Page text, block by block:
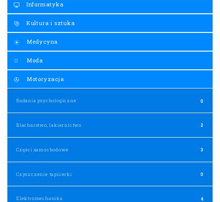
Informatyka
Kultura i sztuka
Medycyna
Moda
Motoryzacja
Badania psychologiczne 0
Blacharstwo, lakiernictwo 2
Części samochodowe 3
Czyszczenie tapicerki 0
Elektromechanika 4